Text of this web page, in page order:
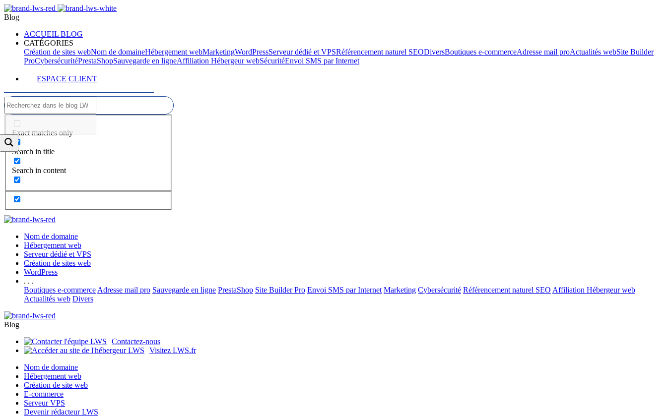
Blog
ACCUEIL BLOG
CATÉGORIES
Création de sites webNom de domaineHébergement webMarketingWordPressServeur dédié et VPSRéférencement naturel SEODiversBoutiques e-commerceAdresse mail proActualités webSite Builder
ProCybersécuritéPrestaShopSauvegarde en ligneAffiliation Hébergeur webSécuritéEnvoi SMS par Internet
ESPACE CLIENT
Exact matches only
Search in title
Search in content
Nom de domaine
Hébergement web
Serveur dédié et VPS
Création de sites web
WordPress
. . .
Boutiques e-commerce Adresse mail pro Sauvegarde en ligne PrestaShop Site Builder Pro Envoi SMS par Internet Marketing Cybersécurité Référencement naturel SEO Affiliation Hébergeur web
Actualités web Divers
Blog
Contactez-nous
Visitez LWS.fr
Nom de domaine
Hébergement web
Création de site web
E-commerce
Serveur VPS
Devenir rédacteur LWS